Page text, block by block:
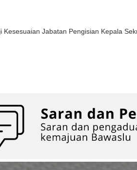
Jabatan Pengisian Kepala